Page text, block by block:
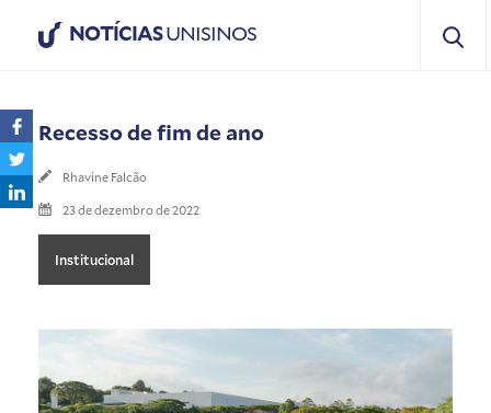
NOTÍCIASUNISINOS
Recesso de fim de ano
Rhavine Falcão
23 de dezembro de 2022
Institucional